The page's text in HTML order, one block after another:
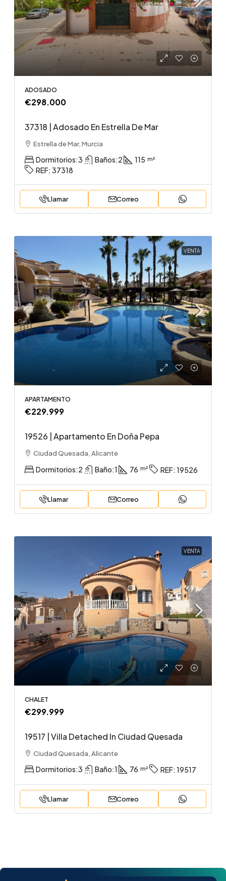
ADOSADO
€298.000
37318 | Adosado En Estrella De Mar
Estrella de Mar, Murcia
Dormitorios:3 Baños:2
115
REF: 37318
Llamar Correo
VENTA
APARTAMENTO
€229.999
19526 | Apartamento En Doña Pepa
Ciudad Quesada, Alicante
Dormitorios:2 Baño:1 76 REF: 19526
Llamar Correo
VENTA
CHALET
€299.999
19517 | Villa Detached In Ciudad Quesada
Ciudad Quesada, Alicante
Dormitorios:3 Baño:1 76 REF: 19517
Llamar Correo